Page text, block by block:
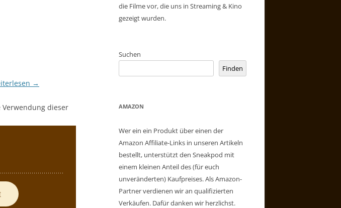
→
dieser
die Filme vor, die uns in Streaming & Kino
gezeigt wurden.
Suchen
Finden
AMAZON
Wer ein ein Produkt über einen der
Amazon Affiliate-Links in unseren Artikeln
bestellt, unterstützt den Sneakpod mit
einem kleinen Anteil des (für euch
unveränderten) Kaufpreises. Als Amazon-
Partner verdienen wir an qualifizierten
Verkäufen. Dafür danken wir herzlichst.